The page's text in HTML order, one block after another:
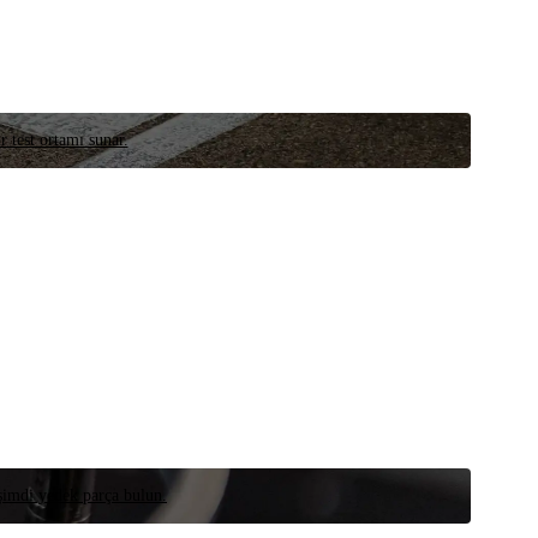
test ortamı sunar.
yedek parça bulun.